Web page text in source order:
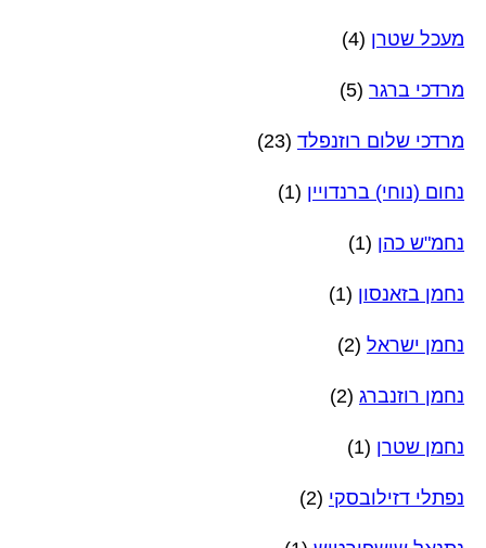
מעכל שטרן (4)
מרדכי ברגר (5)
מרדכי שלום רוזנפלד (23)
נחום (נוחי) ברנדויין (1)
נחמ"ש כהן (1)
נחמן בזאנסון (1)
נחמן ישראל (2)
נחמן רוזנברג (2)
נחמן שטרן (1)
נפתלי דזילובסקי (2)